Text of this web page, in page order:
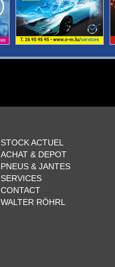
STOCK ACTUEL
ACHAT & DEPOT
PNEUS & JANTES
SERVICES
CONTACT
WALTER RÖHRL